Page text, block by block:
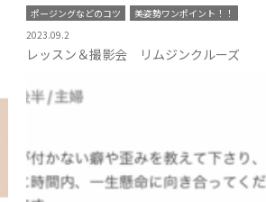
ポージングなどのコツ
美姿勢ワンポイント！！
2023.09.2
レッスン＆撮影会 リムジンクルーズ